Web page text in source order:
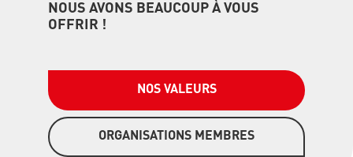
NOUS AVONS BEAUCOUP À VOUS
OFFRIR !
NOS VALEURS
ORGANISATIONS MEMBRES